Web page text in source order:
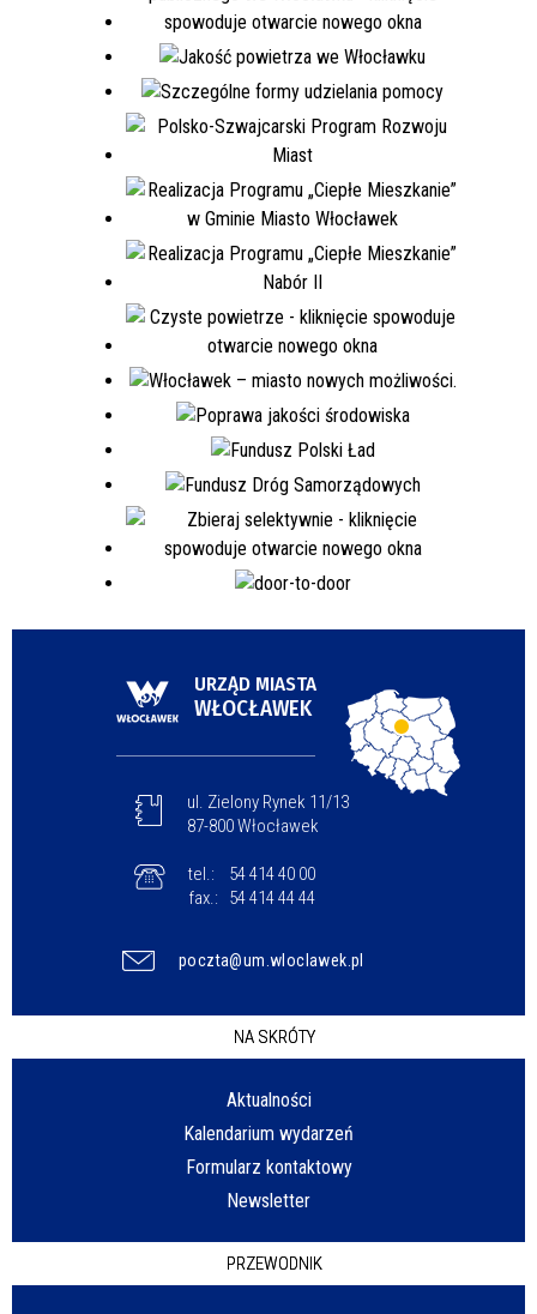
URZĄD MIASTA
WŁOCŁAWEK
ul. Zielony Rynek 11/13
87-800 Włocławek
tel.:
54 414 40 00
fax.:
54 414 44 44
poczta@um.wloclawek.pl
NA SKRÓTY
Aktualności
Kalendarium wydarzeń
Formularz kontaktowy
Newsletter
PRZEWODNIK